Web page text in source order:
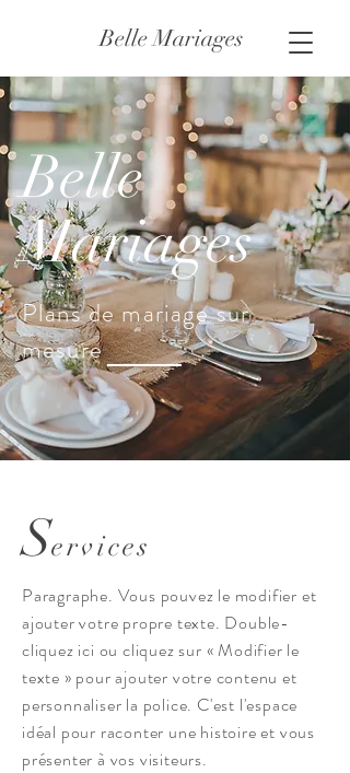
Belle Mariages
Belle
Mariages
Plans de mariage sur
mesure
Services
Paragraphe. Vous pouvez le modifier et
ajouter votre propre texte. Double-
cliquez ici ou cliquez sur « Modifier le
texte » pour ajouter votre contenu et
personnaliser la police. C'est l'espace
idéal pour raconter une histoire et vous
présenter à vos visiteurs.